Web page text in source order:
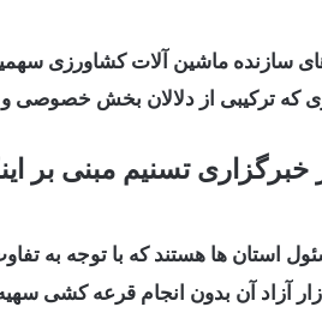
ماشین آلات کشاورزی
که ترکیبی از دلالان بخش خصوصی و
تسنیم مبنی بر
استان ها هستند که با توجه به